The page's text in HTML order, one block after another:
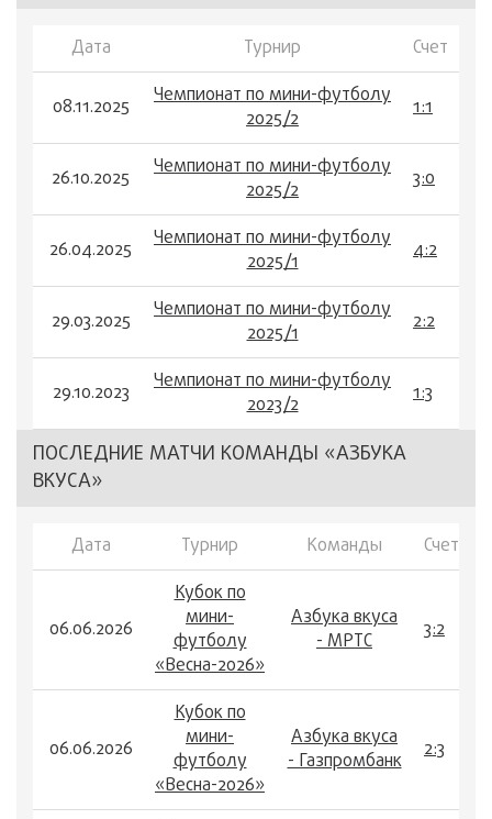
Дата Турнир Счет
08.11.2025
Чемпионат по мини-футболу
2025/2
1:1
26.10.2025
Чемпионат по мини-футболу
2025/2
3:0
26.04.2025
Чемпионат по мини-футболу
2025/1
4:2
29.03.2025
Чемпионат по мини-футболу
2025/1
2:2
29.10.2023
Чемпионат по мини-футболу
2023/2
1:3
ПОСЛЕДНИЕ МАТЧИ КОМАНДЫ «АЗБУКА
ВКУСА»
Дата Турнир Команды Счет
06.06.2026
Кубок по
мини-
футболу
«Весна-2026»
Азбука вкуса
- МРТС
3:2
06.06.2026
Кубок по
мини-
футболу
«Весна-2026»
Азбука вкуса
- Газпромбанк
2:3